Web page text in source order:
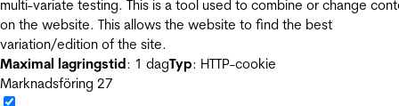
multi-variate testing. This is a tool used to combine or change
on the website. This allows the website to find the best
variation/edition of the site.
Maximal lagringstid: 1 dagTyp: HTTP-cookie
Marknadsföring 27